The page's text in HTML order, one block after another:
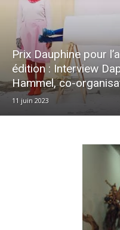
Prix Dauphine pour
édition : Interview
Hammel, co-
11 juin 2023